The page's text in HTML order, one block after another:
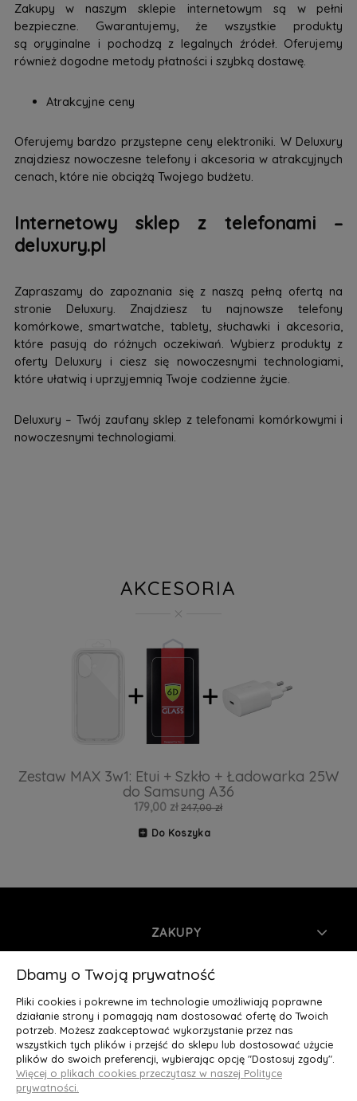
Zakupy w naszym sklepie internetowym są w pełni
bezpieczne. Gwarantujemy, że wszystkie produkty
są oryginalne i pochodzą z legalnych źródeł. Oferujemy
również dogodne metody płatności i szybką dostawę.
Atrakcyjne ceny
Oferujemy bardzo przystepne ceny elektroniki. W Deluxury
znajdziesz nowoczesne telefony i akcesoria w atrakcyjnych
cenach, które nie obciążą Twojego budżetu.
Internetowy sklep z telefonami –
deluxury.pl
Zapraszamy do zapoznania się z naszą pełną ofertą na
stronie Deluxury. Znajdziesz tu najnowsze telefony
komórkowe, smartwatche, tablety, słuchawki i akcesoria,
które pasują do różnych oczekiwań. Wybierz produkty z
oferty Deluxury i ciesz się nowoczesnymi technologiami,
które ułatwią i uprzyjemnią Twoje codzienne życie.
Deluxury – Twój zaufany sklep z telefonami komórkowymi i
nowoczesnymi technologiami.
AKCESORIA
Zestaw MAX 3w1: Etui + Szkło + Ładowarka 25W
do Samsung A36
179,00 zł 247,00 zł
Do Koszyka
ZAKUPY
INFORMACJE
MOJE KONTO
O NAS
Deluxury.pl
Dbamy o Twoją prywatność
Pliki cookies i pokrewne im technologie umożliwiają poprawne
działanie strony i pomagają nam dostosować ofertę do Twoich
potrzeb. Możesz zaakceptować wykorzystanie przez nas
wszystkich tych plików i przejść do sklepu lub dostosować użycie
plików do swoich preferencji, wybierając opcję "Dostosuj zgody".
Więcej o plikach cookies przeczytasz w naszej Polityce
prywatności.